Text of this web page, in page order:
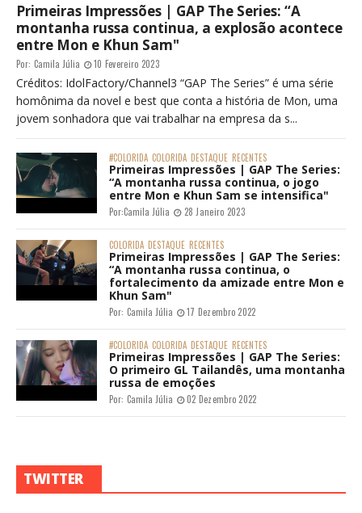
Primeiras Impressões | GAP The Series: “A
montanha russa continua, a explosão acontece
entre Mon e Khun Sam"
Por: Camila Júlia 10 Fevereiro 2023
Créditos: IdolFactory/Channel3 “GAP The Series” é uma série
homônima da novel e best que conta a história de Mon, uma
jovem sonhadora que vai trabalhar na empresa da s...
#COLORIDA COLORIDA DESTAQUE RECENTES
Primeiras Impressões | GAP The Series:
“A montanha russa continua, o jogo
entre Mon e Khun Sam se intensifica"
Por:Camila Júlia 28 Janeiro 2023
COLORIDA DESTAQUE RECENTES
Primeiras Impressões | GAP The Series:
“A montanha russa continua, o
fortalecimento da amizade entre Mon e
Khun Sam"
Por: Camila Júlia 17 Dezembro 2022
#COLORIDA COLORIDA DESTAQUE RECENTES
Primeiras Impressões | GAP The Series:
O primeiro GL Tailandês, uma montanha
russa de emoções
Por: Camila Júlia 02 Dezembro 2022
TWITTER